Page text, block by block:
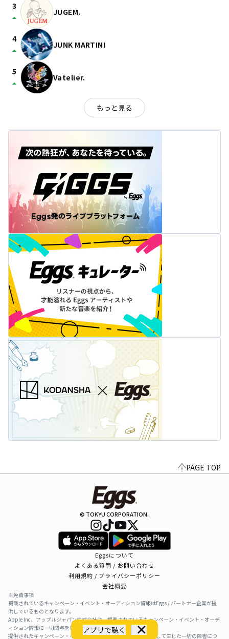
アプリで聴く
3
arrow_drop_up JUGEM.
4
arrow_drop_up JUNK MARTINI
5
arrow_drop_up Vatelier.
もっと見る
PAGE TOP
© TOKYU CORPORATION.
Eggsについて
よくある質問 / お問い合わせ
利用規約 / プライバシーポリシー
会社概要
※免責事項
掲載されているキャンペーン・イベント・オーディション情報はEggs / パートナー企業が提
供しているものとなります。
Apple Inc、アップルジャパン株式会社は、掲載されているキャンペーン・イベント・オーデ
ィション情報に一切関与をしておりません。
提供されたキャンペーン・イベント・オーディション情報を利用して生じた一切の障害につ